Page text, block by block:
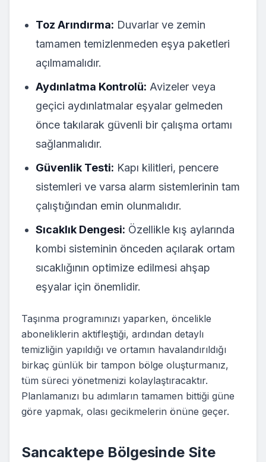
Toz Arındırma: Duvarlar ve zemin
tamamen temizlenmeden eşya paketleri
açılmamalıdır.
Aydınlatma Kontrolü: Avizeler veya
geçici aydınlatmalar eşyalar gelmeden
önce takılarak güvenli bir çalışma ortamı
sağlanmalıdır.
Güvenlik Testi: Kapı kilitleri, pencere
sistemleri ve varsa alarm sistemlerinin tam
çalıştığından emin olunmalıdır.
Sıcaklık Dengesi: Özellikle kış aylarında
kombi sisteminin önceden açılarak ortam
sıcaklığının optimize edilmesi ahşap
eşyalar için önemlidir.
Taşınma programınızı yaparken, öncelikle
aboneliklerin aktifleştiği, ardından detaylı
temizliğin yapıldığı ve ortamın havalandırıldığı
birkaç günlük bir tampon bölge oluşturmanız,
tüm süreci yönetmenizi kolaylaştıracaktır.
Planlamanızı bu adımların tamamen bittiği güne
göre yapmak, olası gecikmelerin önüne geçer.
Sancaktepe Bölgesinde Site